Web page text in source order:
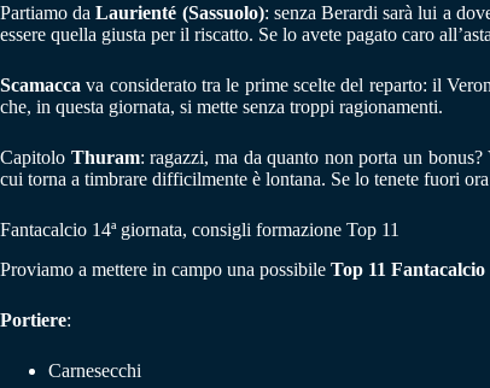
Partiamo daLaurienté (Sassuolo): senza Berardi sarà lui a
essere quella giusta per il riscatto. Se lo avete pagato caro
Scamacca va considerato tra le prime scelte del reparto: il
che, in questa giornata, si mette senza troppi ragionamenti.
Capitolo Thuram: ragazzi, ma da quanto non porta un
cui torna a timbrare difficilmente è lontana. Se lo tenete fuori
Fantacalcio 14ª giornata, consigli formazione Top 11
Proviamo a mettere in campo una possibile Top 11 Fantacalcio
Portiere:
Carnesecchi